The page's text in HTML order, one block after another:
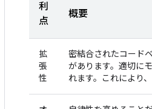
利
点
概要
拡
張
性
密結合されたコード
があります。適切に
れます。これにより